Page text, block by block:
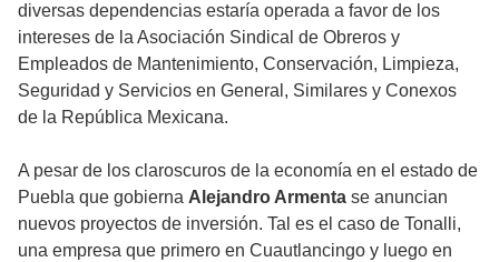
diversas dependencias estaría operada a favor de los
intereses de la Asociación Sindical de Obreros y
Empleados de Mantenimiento, Conservación, Limpieza,
Seguridad y Servicios en General, Similares y Conexos
de la República Mexicana.
A pesar de los claroscuros de la economía en el estado de
Puebla que gobierna Alejandro Armenta se anuncian
nuevos proyectos de inversión. Tal es el caso de Tonalli,
una empresa que primero en Cuautlancingo y luego en